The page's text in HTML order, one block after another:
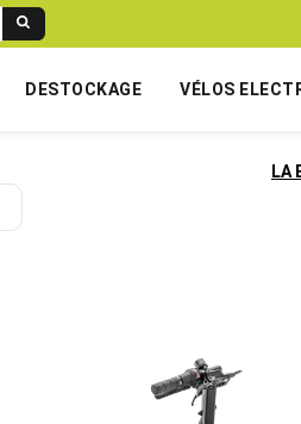
DESTOCKAGE VÉLOS
LA